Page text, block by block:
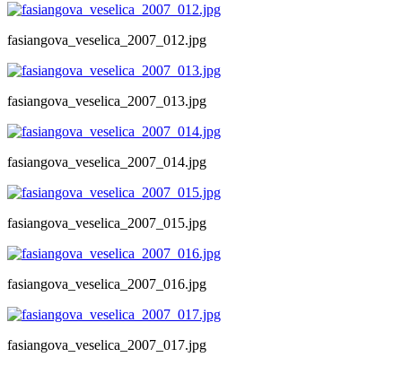
fasiangova_veselica_2007_012.jpg
fasiangova_veselica_2007_013.jpg
fasiangova_veselica_2007_014.jpg
fasiangova_veselica_2007_015.jpg
fasiangova_veselica_2007_016.jpg
fasiangova_veselica_2007_017.jpg